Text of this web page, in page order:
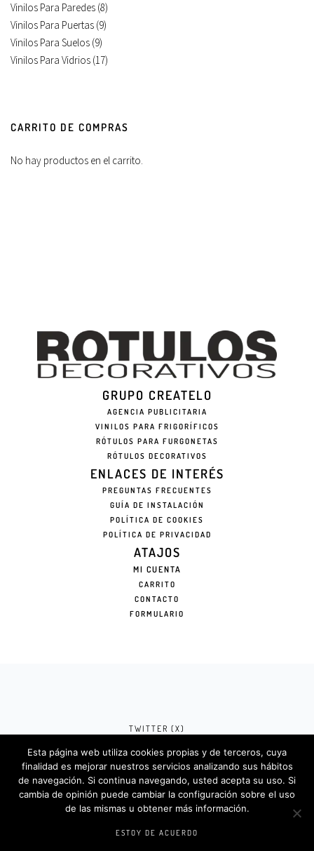
Vinilos Para Paredes (8)
Vinilos Para Puertas (9)
Vinilos Para Suelos (9)
Vinilos Para Vidrios (17)
CARRITO DE COMPRAS
No hay productos en el carrito.
GRUPO CREATELO
AGENCIA PUBLICITARIA
VINILOS PARA FRIGORÍFICOS
RÓTULOS PARA FURGONETAS
RÓTULOS DECORATIVOS
ENLACES DE INTERÉS
PREGUNTAS FRECUENTES
GUÍA DE INSTALACIÓN
POLÍTICA DE COOKIES
POLÍTICA DE PRIVACIDAD
ATAJOS
MI CUENTA
CARRITO
CONTACTO
FORMULARIO
TWITTER (X)
FACEBOOK (META)
INSTAGRAM
Rotulosdecorativos.com © 2024. Diseño &
Codigos porCreatelo.com.es
Esta página web utiliza cookies propias y de terceros, cuya
finalidad es mejorar nuestros servicios analizando sus hábitos
de navegación. Si continua navegando, usted acepta su uso. Si
cambia de opinión puede cambiar la configuración sobre el uso
de las mismas u obtener más información.
ESTOY DE ACUERDO